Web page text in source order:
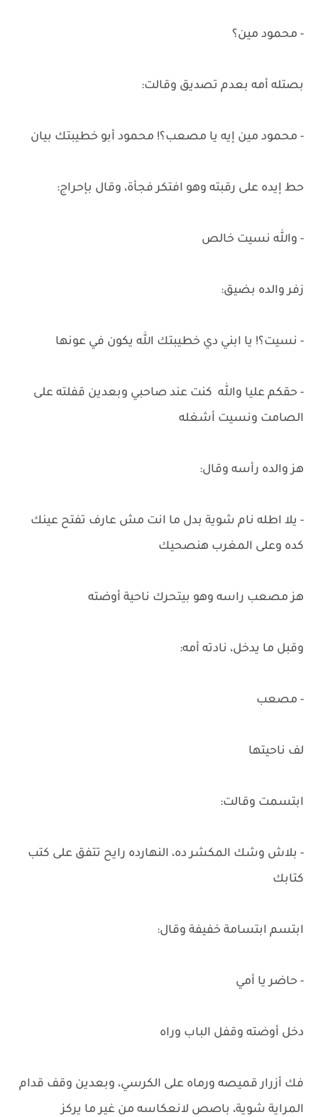
- محمود مين؟
بصتله أمه بعدم تصديق وقالت:
- محمود مين إيه يا مصعب؟! محمود أبو خطيبتك بيان
حط إيده على رقبته وهو افتكر فجأة، وقال بإحراج:
- والله نسيت خالص
زفر والده بضيق:
- نسيت؟! يا ابني دي خطيبتك الله يكون في عونها
- حقكم عليا والله كنت عند صاحبي وبعدين قفلته على
الصامت ونسيت أشغله
هز والده رأسه وقال:
- يلا اطله نام شوية بدل ما انت مش عارف تفتح عينك
كده وعلى المغرب هنصحيك
هز مصعب راسه وهو بيتحرك ناحية أوضته
وقبل ما يدخل، نادته أمه:
- مصعب
لف ناحيتها
ابتسمت وقالت:
- بلاش وشك المكشر ده، النهارده رايح تتفق على كتب
كتابك
ابتسم ابتسامة خفيفة وقال:
- حاضر يا أمي
دخل أوضته وقفل الباب وراه
فك أزرار قميصه ورماه على الكرسي، وبعدين وقف قدام
المراية شوية، باصص لانعكاسه من غير ما يركز